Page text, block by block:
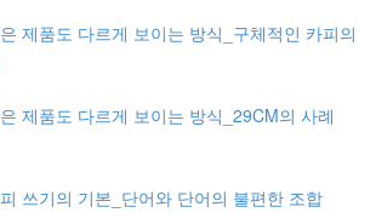
제품도 다르게 보이는 방식_구체적인 카피의
제품도 다르게 보이는 방식_29CM의 사례
쓰기의 기본_단어와 단어의 불편한 조합